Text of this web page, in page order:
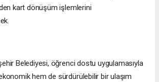
kart dönüşüm işlemlerini
Belediyesi, öğrenci dostu uygulamasıyla
hem de sürdürülebilir bir ulaşım